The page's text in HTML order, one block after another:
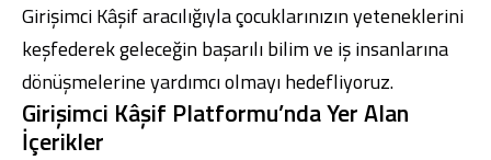
Girişimci Kâşif aracılığıyla çocuklarınızın yeteneklerini
keşfederek geleceğin başarılı bilim ve iş insanlarına
dönüşmelerine yardımcı olmayı hedefliyoruz.
Girişimci Kâşif Platformu’nda Yer Alan
İçerikler